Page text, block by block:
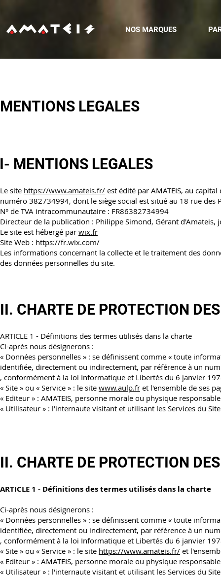
NOS MARQUES
MENTIONS LEGALES
I- MENTIONS LEGALES
Le site https://www.amateis.fr/ est édité par AMATEIS, au
numéro 382734994, dont le siège social est situé au 18 rue des
N° de TVA intracommunautaire : FR86382734994
Directeur de la publication : Philippe Simond, Gérant
Le site est hébergé par wix.fr
Site Web : https://fr.wix.com/
Les informations concernant la collecte et le traitement des
des données personnelles du site.
II. CHARTE DE PROTECTION
ARTICLE 1 - Définitions des termes utilisés dans la charte
Ci-après nous désignerons :
« Données personnelles » : se définissent comme « toute
identifiée, directement ou indirectement, par référence à un
, conformément à la loi Informatique et Libertés du 6 janvier
« Site » ou « Service » : le site www.aulp.fr et l'ensemble de ses
« Editeur » : AMATEIS, personne morale ou physique
« Utilisateur » : l'internaute visitant et utilisant les Services du
II. CHARTE DE PROTECTION
ARTICLE 1 - Définitions des termes utilisés dans la charte
Ci-après nous désignerons :
« Données personnelles » : se définissent comme « toute
identifiée, directement ou indirectement, par référence à un
, conformément à la loi Informatique et Libertés du 6 janvier
« Site » ou « Service » : le site https://www.amateis.fr/ et
« Editeur » : AMATEIS, personne morale ou physique
« Utilisateur » : l'internaute visitant et utilisant les Services du